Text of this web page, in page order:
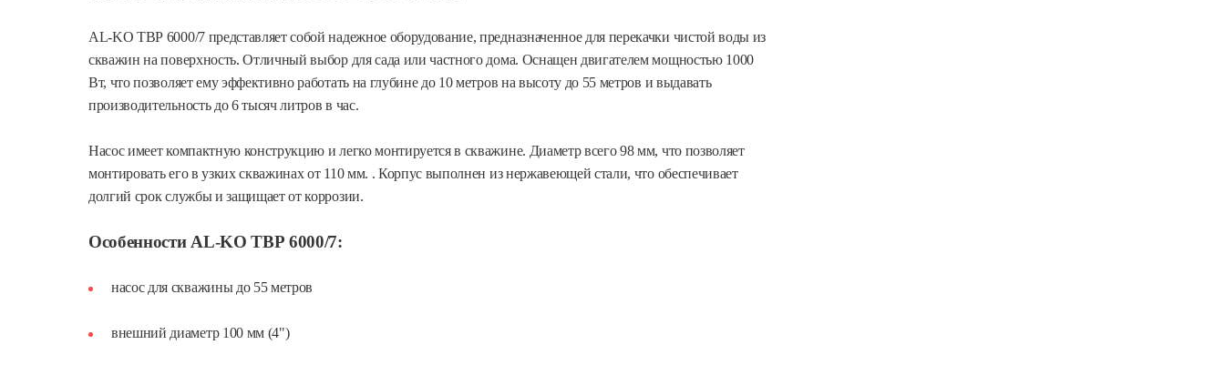
AL-KO ТВР 6000/7 представляет собой надежное оборудование, предназначенное для перекачки чистой воды из
скважин на поверхность. Отличный выбор для сада или частного дома. Оснащен двигателем мощностью 1000
Вт, что позволяет ему эффективно работать на глубине до 10 метров на высоту до 55 метров и выдавать
производительность до 6 тысяч литров в час.
Насос имеет компактную конструкцию и легко монтируется в скважине. Диаметр всего 98 мм, что позволяет
монтировать его в узких скважинах от 110 мм. . Корпус выполнен из нержавеющей стали, что обеспечивает
долгий срок службы и защищает от коррозии.
Особенности AL-KO ТВР 6000/7:
насос для скважины до 55 метров
внешний диаметр 100 мм (4")